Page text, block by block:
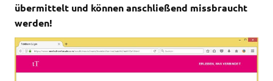
übermittelt und können anschließend missbraucht
werden!